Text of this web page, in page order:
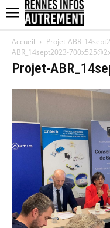
Accueil Projet-
ABR_14sept2023-
Projet-